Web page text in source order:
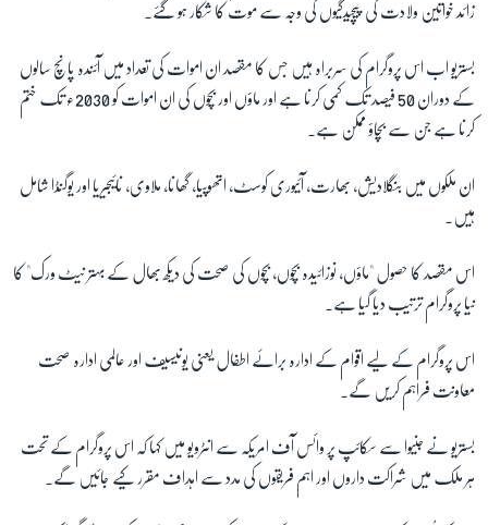
FOLLOW US
زائد خواتین ولادت کی پیچیدگیوں کی وجہ سے موت کا شکار ہو گئے۔
بستریو اب اس پروگرام کی سربراہ ہیں جس کا مقصد ان اموات کی تعداد میں آئندہ پانچ سالوں
کے دوران 50 فیصد تک کمی کرنا ہے اور ماؤں اور بچوں کی ان اموات کو 2030ء تک ختم
کرنا ہے جن سے بچاؤ ممکن ہے۔
ان ملکوں میں بنگلادیش، بھارت، آئیوری کوسٹ، اتھوپیا، گھانا، ملاوی، نائیجیریا اور یوگنڈا شامل
ہیں۔
اس مقصد کا حصول "ماؤں، نوزائیدہ بچوں، بچوں کی صحت کی دیکھ بھال کے بہتر نیٹ ورک" کا
نیا پروگرام ترتیب دیا گیا ہے۔
اس پروگرام کے لیے اقوام کے ادارہ برائے اطفال یعنی یونیسیف اور عالمی ادارہ صحت
معاونت فراہم کریں گے۔
بستریو نے جنیوا سے سکائپ پر وائس آف امریکہ سے انٹرویو میں کہا کہ اس پروگرام کے تحت
ہر ملک میں شراکت داروں اور اہم فریقوں کی مدد سے اہداف مقرر کیے جائیں گے۔